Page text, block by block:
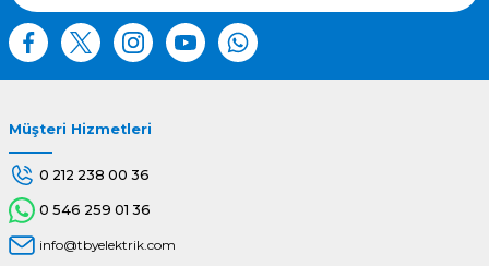
Müşteri Hizmetleri
0 212 238 00 36
0 546 259 01 36
info@tbyelektrik.com